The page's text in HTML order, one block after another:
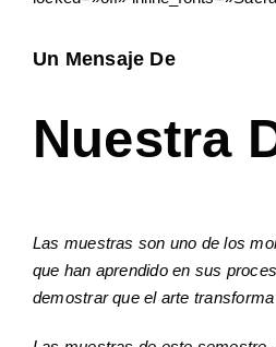
Un Mensaje De
Nuestra
Las muestras son uno de los
que han aprendido en sus
demostrar que el arte